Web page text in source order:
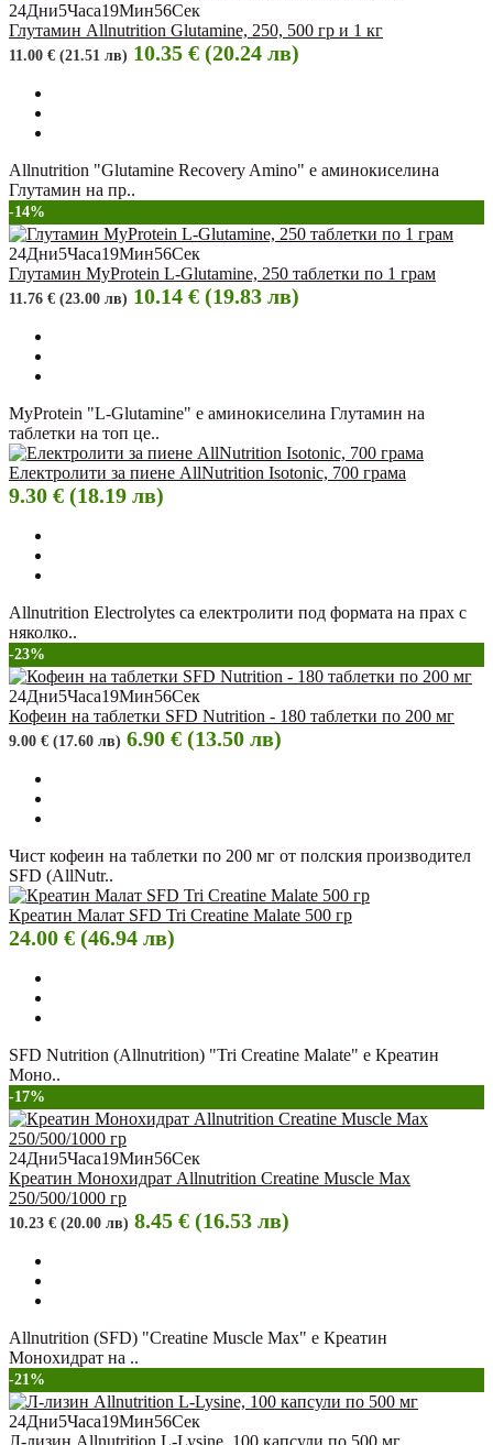
24Дни5Часа19Мин55Сек
Глутамин Allnutrition Glutamine, 250, 500 гр и 1 кг
11.00 € (21.51 лв) 10.35 € (20.24 лв)
Allnutrition "Glutamine Recovery Amino" e аминокиселина
Глутамин на пр..
-14%
24Дни5Часа19Мин55Сек
Глутамин MyProtein L-Glutamine, 250 таблетки по 1 грам
11.76 € (23.00 лв) 10.14 € (19.83 лв)
MyProtein "L-Glutamine" e аминокиселина Глутамин на
таблетки на топ це..
Електролити за пиене AllNutrition Isotonic, 700 грама
9.30 € (18.19 лв)
Allnutrition Electrolytes са електролити под формата на прах с
няколко..
-23%
24Дни5Часа19Мин55Сек
Кофеин на таблетки SFD Nutrition - 180 таблетки по 200 мг
9.00 € (17.60 лв) 6.90 € (13.50 лв)
Чист кофеин на таблетки по 200 мг от полския производител
SFD (AllNutr..
Креатин Малат SFD Tri Creatine Malate 500 гр
24.00 € (46.94 лв)
SFD Nutrition (Allnutrition) "Tri Creatine Malate" e Креатин
Моно..
-17%
24Дни5Часа19Мин55Сек
Креатин Монохидрат Allnutrition Creatine Muscle Max
250/500/1000 гр
10.23 € (20.00 лв) 8.45 € (16.53 лв)
Allnutrition (SFD) "Creatine Muscle Max" e Креатин
Монохидрат на ..
-21%
24Дни5Часа19Мин55Сек